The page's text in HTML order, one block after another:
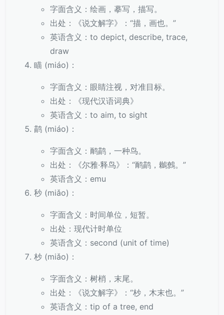
字面含义：绘画，摹写，描写。
出处：《说文解字》：“描，画也。”
英语含义：to depict, describe, trace,
draw
瞄 (miáo)：
字面含义：眼睛注视，对准目标。
出处：《现代汉语词典》
英语含义：to aim, to sight
鹋 (miáo)：
字面含义：鸸鹋，一种鸟。
出处：《尔雅·释鸟》：“鸸鹋，鶒鷯。”
英语含义：emu
秒 (miǎo)：
字面含义：时间单位，短暂。
出处：现代计时单位
英语含义：second (unit of time)
杪 (miǎo)：
字面含义：树梢，末尾。
出处：《说文解字》：“杪，木末也。”
英语含义：tip of a tree, end